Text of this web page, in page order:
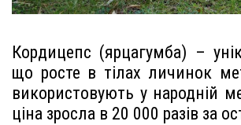
Кордицепс (ярцагумба) –
що росте в тілах личинок
використовують у народній
ціна зросла в 20 000 разів за